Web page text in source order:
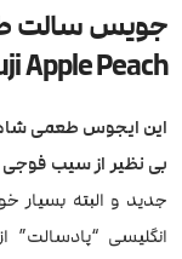
جویس سالت
Apple Peach
این ایجوس طعمی
بی نظیر از سیب فوجی
جدید و البته بسیار
انگلیسی “پادسالت”